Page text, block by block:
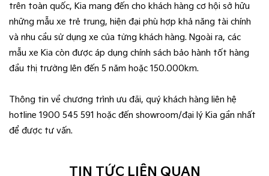
trên toàn quốc, Kia mang đến cho khách hàng cơ hội sở hữu
những mẫu xe trẻ trung, hiện đại phù hợp khả năng tài chính
và nhu cầu sử dụng xe của từng khách hàng. Ngoài ra, các
mẫu xe Kia còn được áp dụng chính sách bảo hành tốt hàng
đầu thị trường lên đến 5 năm hoặc 150.000km.
Thông tin về chương trình ưu đãi, quý khách hàng liên hệ
hotline 1900 545 591 hoặc đến showroom/đại lý Kia gần nhất
để được tư vấn.
TIN TỨC LIÊN QUAN